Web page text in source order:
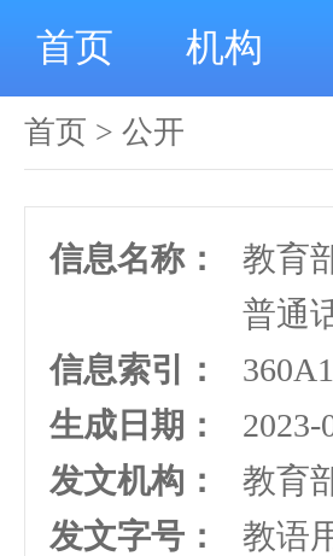
首页 机构
首页 > 公开
信息名称：
教育
普通
信息索引：
生成日期：
2023-
发文机构：
教育
发文字号：
教语